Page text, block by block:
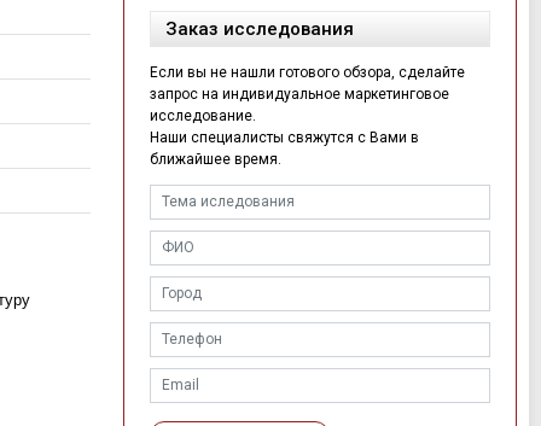
Заказ исследования
Если вы не нашли готового обзора, сделайте
запрос на индивидуальное маркетинговое
исследование.
Наши специалисты свяжутся с Вами в
ближайшее время.